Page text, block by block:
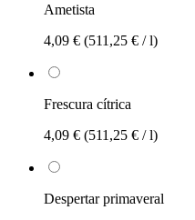
Ametista
4,09 € (511,25 € / l)
Frescura cítrica
4,09 € (511,25 € / l)
Despertar primaveral